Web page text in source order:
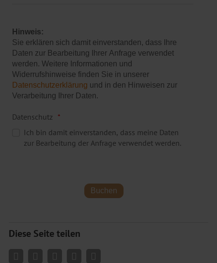
Hinweis:
Sie erklären sich damit einverstanden, dass Ihre
Daten zur Bearbeitung Ihrer Anfrage verwendet
werden. Weitere Informationen und
Widerrufshinweise finden Sie in unserer
Datenschutzerklärung und in den Hinweisen zur
Verarbeitung Ihrer Daten.
Datenschutz
Ich bin damit einverstanden, dass meine Daten
zur Bearbeitung der Anfrage verwendet werden.
Diese Seite teilen